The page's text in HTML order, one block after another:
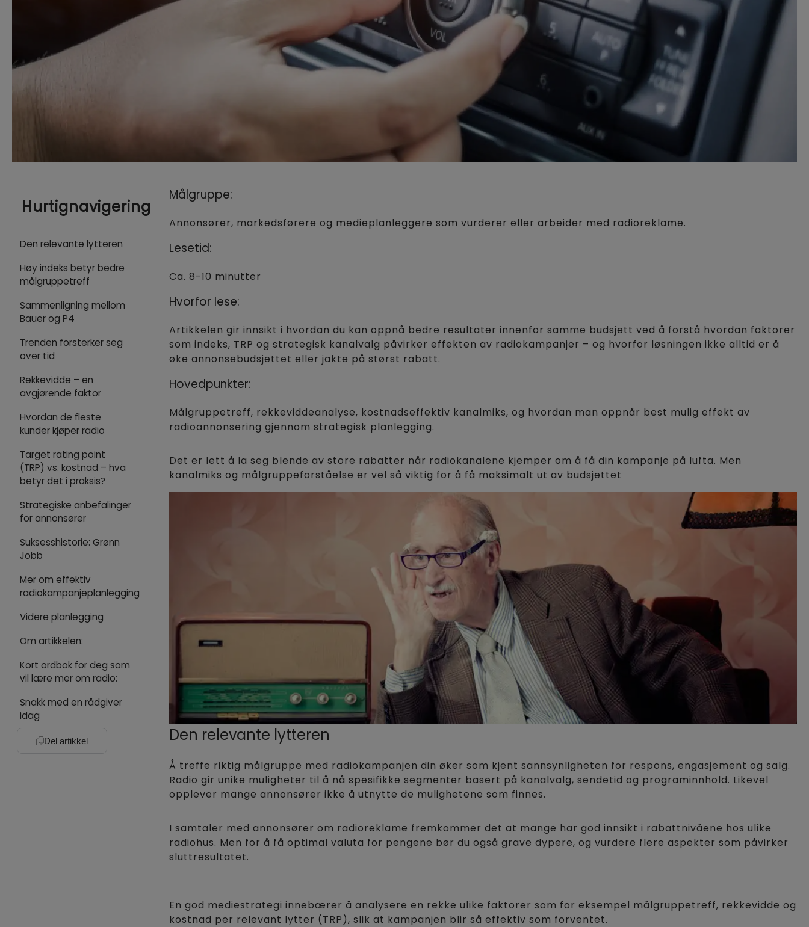
Hurtignavigering
Den relevante lytteren
Høy indeks betyr bedre
målgruppetreff
Sammenligning mellom
Bauer og P4
Trenden forsterker seg
over tid
Rekkevidde – en
avgjørende faktor
Hvordan de fleste
kunder kjøper radio
Target rating point
(TRP) vs. kostnad – hva
betyr det i praksis?
Strategiske anbefalinger
for annonsører
Suksesshistorie: Grønn
Jobb
Mer om effektiv
radiokampanjeplanlegging
Videre planlegging
Om artikkelen:
Kort ordbok for deg som
vil lære mer om radio:
Snakk med en rådgiver
idag
Del artikkel
Målgruppe:
Annonsører, markedsførere og medieplanleggere som vurderer eller arbeider med radioreklame.
Lesetid:
Ca. 8-10 minutter
Hvorfor lese:
Artikkelen gir innsikt i hvordan du kan oppnå bedre resultater innenfor samme budsjett ved å forstå hvordan faktorer
som indeks, TRP og strategisk kanalvalg påvirker effekten av radiokampanjer – og hvorfor løsningen ikke alltid er å
øke annonsebudsjettet eller jakte på størst rabatt.
Hovedpunkter:
Målgruppetreff, rekkeviddeanalyse, kostnadseffektiv kanalmiks, og hvordan man oppnår best mulig effekt av
radioannonsering gjennom strategisk planlegging.
Det er lett å la seg blende av store rabatter når radiokanalene kjemper om å få din kampanje på lufta. Men
kanalmiks og målgruppeforståelse er vel så viktig for å få maksimalt ut av budsjettet
Den relevante lytteren
Å treffe riktig målgruppe med radiokampanjen din øker som kjent sannsynligheten for respons, engasjement og salg.
Radio gir unike muligheter til å nå spesifikke segmenter basert på kanalvalg, sendetid og programinnhold. Likevel
opplever mange annonsører ikke å utnytte de mulighetene som finnes.
I samtaler med annonsører om radioreklame fremkommer det at mange har god innsikt i rabattnivåene hos ulike
radiohus. Men for å få optimal valuta for pengene bør du også grave dypere, og vurdere flere aspekter som påvirker
sluttresultatet.
En god mediestrategi innebærer å analysere en rekke ulike faktorer som for eksempel målgruppetreff, rekkevidde og
kostnad per relevant lytter (TRP), slik at kampanjen blir så effektiv som forventet.